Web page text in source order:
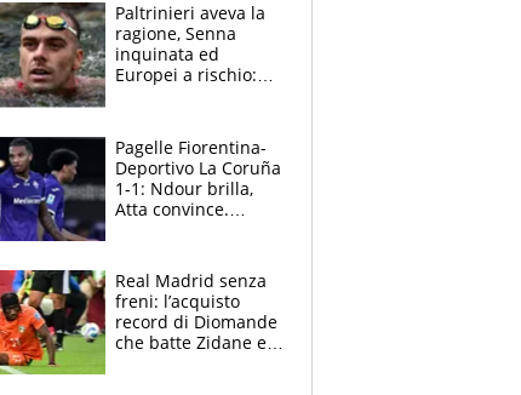
Paltrinieri aveva la
ragione, Senna
inquinata ed
Europei a rischio:
adesso
Pagelle Fiorentina-
Deportivo La Coruña
1-1: Ndour brilla,
Atta convince.
Real Madrid senza
freni: l’acquisto
record di Diomande
che batte Zidane e